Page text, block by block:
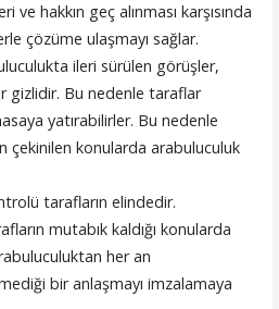
hakkın geç alınması karşısında
çözüme ulaşmayı sağlar.
ileri sürülen görüşler,
gizlidir. Bu nedenle taraflar
yatırabilirler. Bu nedenle
çekinilen konularda arabuluculuk
tarafların elindedir.
mutabık kaldığı konularda
her an
bir anlaşmayı imzalamaya